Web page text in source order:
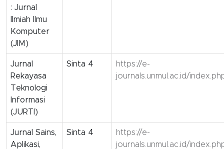
: Jurnal
Ilmiah Ilmu
Komputer
(JIM)
Jurnal
Rekayasa
Teknologi
Informasi
(JURTI)
Sinta 4
https://e-
journals.unmul.ac.id/
Jurnal Sains,
Aplikasi,
Sinta 4
https://e-
journals.unmul.ac.id/